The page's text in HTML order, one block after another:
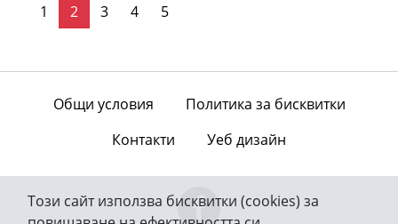
пътва стр.
1 2 3 4 5
Общи условия
Политика за бисквитки
Контакти
Уеб дизайн
Този сайт използва бисквитки (cookies) за